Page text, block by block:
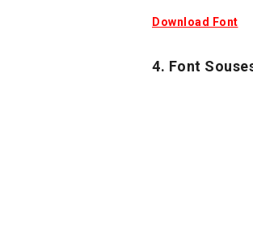
Download Font
4. Font